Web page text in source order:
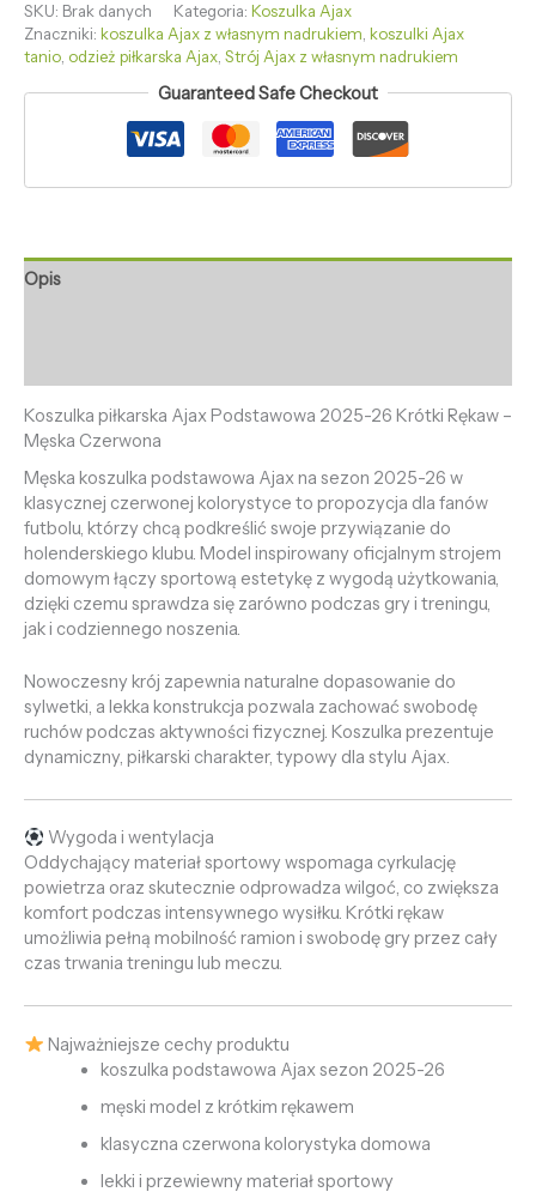
SKU: Brak danych Kategoria: Koszulka Ajax
Znaczniki: koszulka Ajax z własnym nadrukiem, koszulki Ajax
tanio, odzież piłkarska Ajax, Strój Ajax z własnym nadrukiem
Guaranteed Safe Checkout
Opis
Koszulka piłkarska Ajax Podstawowa 2025-26 Krótki Rękaw –
Męska Czerwona
Męska koszulka podstawowa Ajax na sezon 2025-26 w
klasycznej czerwonej kolorystyce to propozycja dla fanów
futbolu, którzy chcą podkreślić swoje przywiązanie do
holenderskiego klubu. Model inspirowany oficjalnym strojem
domowym łączy sportową estetykę z wygodą użytkowania,
dzięki czemu sprawdza się zarówno podczas gry i treningu,
jak i codziennego noszenia.
Nowoczesny krój zapewnia naturalne dopasowanie do
sylwetki, a lekka konstrukcja pozwala zachować swobodę
ruchów podczas aktywności fizycznej. Koszulka prezentuje
dynamiczny, piłkarski charakter, typowy dla stylu Ajax.
Wygoda i wentylacja
Oddychający materiał sportowy wspomaga cyrkulację
powietrza oraz skutecznie odprowadza wilgoć, co zwiększa
komfort podczas intensywnego wysiłku. Krótki rękaw
umożliwia pełną mobilność ramion i swobodę gry przez cały
czas trwania treningu lub meczu.
Najważniejsze cechy produktu
koszulka podstawowa Ajax sezon 2025-26
męski model z krótkim rękawem
klasyczna czerwona kolorystyka domowa
lekki i przewiewny materiał sportowy